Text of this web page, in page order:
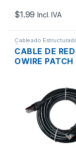
$1.99 Incl. IVA
Cableado
Cord
CABLE DE
OWIRE PATCH
PCNC6AF-10M